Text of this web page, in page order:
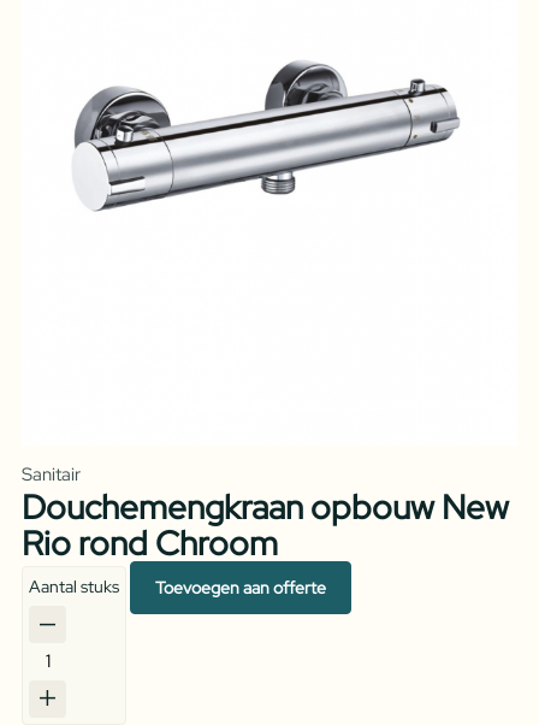
Sanitair
Douchemengkraan opbouw New
Rio rond Chroom
Douchemengkraan
opbouw
Aantal stuks Toevoegen aan offerte